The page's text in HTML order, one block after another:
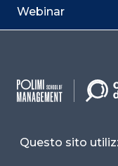
Webinar
Questo sito